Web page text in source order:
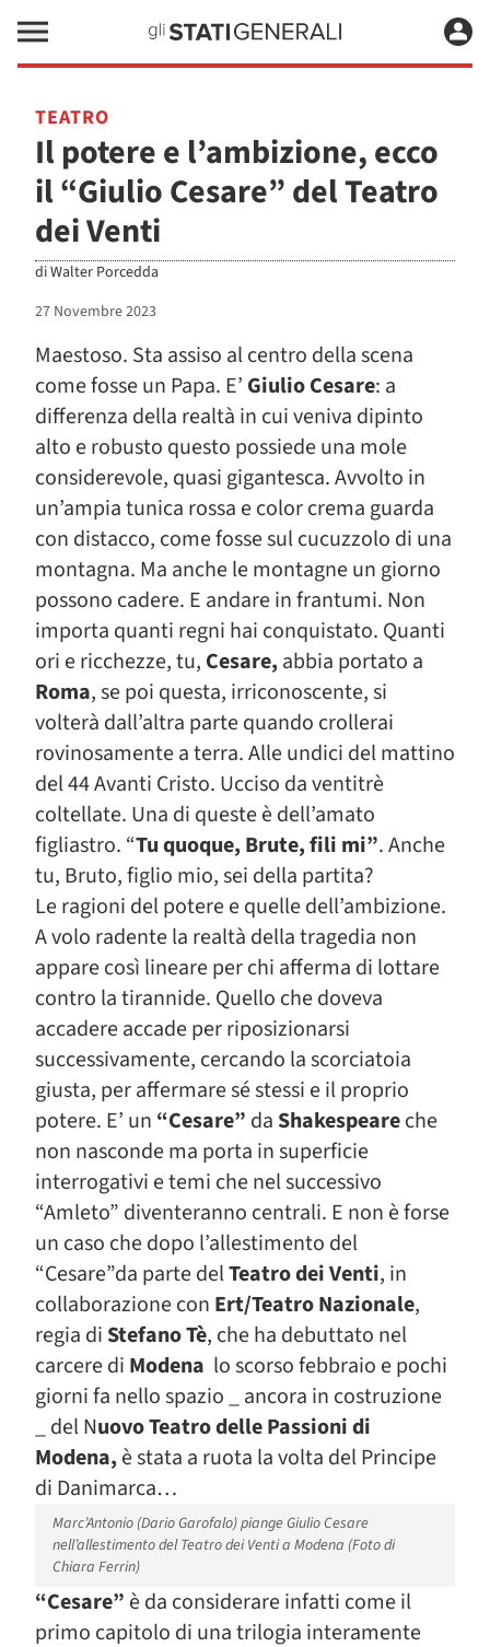
TEATRO
Il potere e l’ambizione, ecco
il “Giulio Cesare” del Teatro
dei Venti
diWalter Porcedda
27 Novembre 2023
Maestoso. Sta assiso al centro della scena
come fosse un Papa. E’ Giulio Cesare: a
differenza della realtà in cui veniva dipinto
alto e robusto questo possiede una mole
considerevole, quasi gigantesca. Avvolto in
un’ampia tunica rossa e color crema guarda
con distacco, come fosse sul cucuzzolo di una
montagna. Ma anche le montagne un giorno
possono cadere. E andare in frantumi. Non
importa quanti regni hai conquistato. Quanti
ori e ricchezze, tu, Cesare, abbia portato a
Roma, se poi questa, irriconoscente, si
volterà dall’altra parte quando crollerai
rovinosamente a terra. Alle undici del mattino
del 44 Avanti Cristo. Ucciso da ventitrè
coltellate. Una di queste è dell’amato
figliastro. “Tu quoque, Brute, fili mi”. Anche
tu, Bruto, figlio mio, sei della partita?
Le ragioni del potere e quelle dell’ambizione.
A volo radente la realtà della tragedia non
appare così lineare per chi afferma di lottare
contro la tirannide. Quello che doveva
accadere accade per riposizionarsi
successivamente, cercando la scorciatoia
giusta, per affermare sé stessi e il proprio
potere. E’ un “Cesare” da Shakespeareche
non nasconde ma porta in superficie
interrogativi e temi che nel successivo
“Amleto” diventeranno centrali. E non è forse
un caso che dopo l’allestimento del
“Cesare”da parte delTeatro dei Venti, in
collaborazione con Ert/Teatro Nazionale,
regia di Stefano Tè, che ha debuttato nel
carcere di Modena lo scorso febbraio e pochi
giorni fa nello spazio _ ancora in costruzione
_ del Nuovo Teatro delle Passioni di
Modena, è stata a ruota la volta del Principe
di Danimarca…
Marc’Antonio (Dario Garofalo) piange Giulio Cesare
nell’allestimento del Teatro dei Venti a Modena (Foto di
Chiara Ferrin)
“Cesare” è da considerare infatti come il
primo capitolo di una trilogia interamente